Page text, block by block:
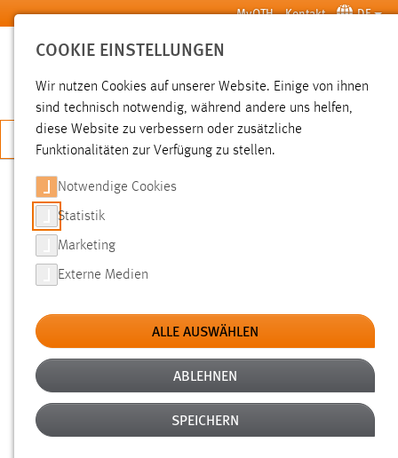
Zum Hauptinhalt springen MyOTH Kontakt DE
SUCHE
JETZT BEWERBEN
SUCHE
FILTER
Typ
Erstellungsdatum
Alter
COOKIE EINSTELLUNGEN
Wir nutzen Cookies auf unserer Website. Einige von ihnen
sind technisch notwendig, während andere uns helfen,
diese Website zu verbessern oder zusätzliche
Funktionalitäten zur Verfügung zu stellen.
Notwendige Cookies
Statistik
Marketing
Externe Medien
ALLE AUSWÄHLEN
ABLEHNEN
SPEICHERN